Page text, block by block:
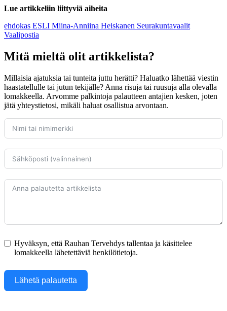
Lue artikkeliin liittyviä aiheita
ehdokas ESLI Miina-Anniina Heiskanen Seurakuntavaalit
Vaalipostia
Mitä mieltä olit artikkelista?
Millaisia ajatuksia tai tunteita juttu herätti? Haluatko lähettää viestin
haastatellulle tai jutun tekijälle? Anna risuja tai ruusuja alla olevalla
lomakkeella. Arvomme palkintoja palautteen antajien kesken, joten
jätä yhteystietosi, mikäli haluat osallistua arvontaan.
Hyväksyn, että Rauhan Tervehdys tallentaa ja käsittelee
lomakkeella lähetettäviä henkilötietoja.
Lähetä palautetta